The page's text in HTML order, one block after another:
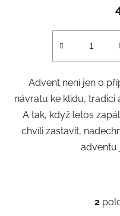
Advent není jen o
návratu ke klidu, tradici
A tak, když letos
chvíli zastavit,
adventu
2